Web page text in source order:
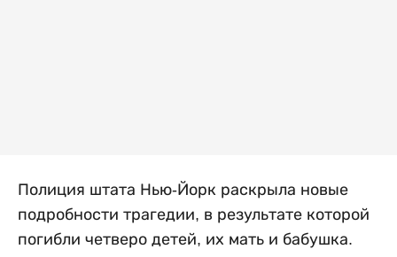
Полиция штата Нью-Йорк раскрыла новые
подробности трагедии, в результате которой
погибли четверо детей, их мать и бабушка.